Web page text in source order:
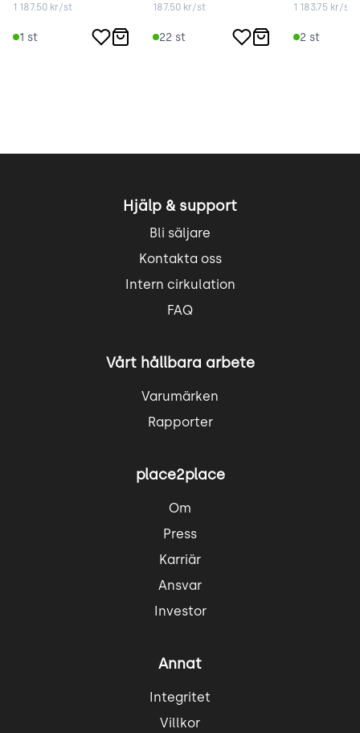
1 187.50 kr/st
1 st
187.50 kr/st
22 st
1 183.75kr/st
2st
Hjälp & support
Bli säljare
Kontakta oss
Intern cirkulation
FAQ
Vårt hållbara arbete
Varumärken
Rapporter
place2place
Om
Press
Karriär
Ansvar
Investor
Annat
Integritet
Villkor